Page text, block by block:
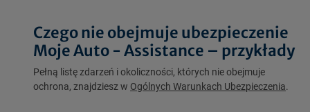
Czego nie obejmuje ubezpieczenie
Moje Auto - Assistance – przykłady
Pełną listę zdarzeń i okoliczności, których nie obejmuje
ochrona, znajdziesz w Ogólnych Warunkach Ubezpieczenia.